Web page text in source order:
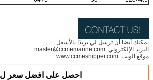
يمكنك أيضاً أن ترسل لي بريدًا بالأسفل:
البريد الإلكتروني: master@ccmemarine.com
موقع الويب: www.ccmeshipper.com
احصل على افضل سعر ل